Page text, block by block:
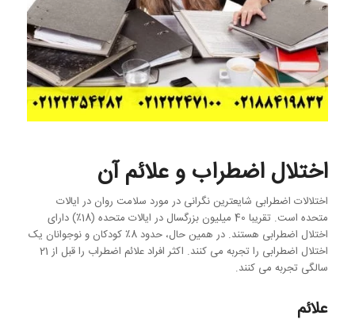
اختلال اضطراب و علائم آن
اختلالات اضطرابی شایعترین نگرانی در مورد سلامت روان در ایالات
متحده است. تقریبا 40 میلیون بزرگسال در ایالات متحده (18٪) دارای
اختلال اضطرابی هستند. در همین حال، حدود 8٪ کودکان و نوجوانان یک
اختلال اضطرابی را تجربه می کنند. اکثر افراد علائم اضطراب را قبل از 21
سالگی تجربه می کنند.
علائم